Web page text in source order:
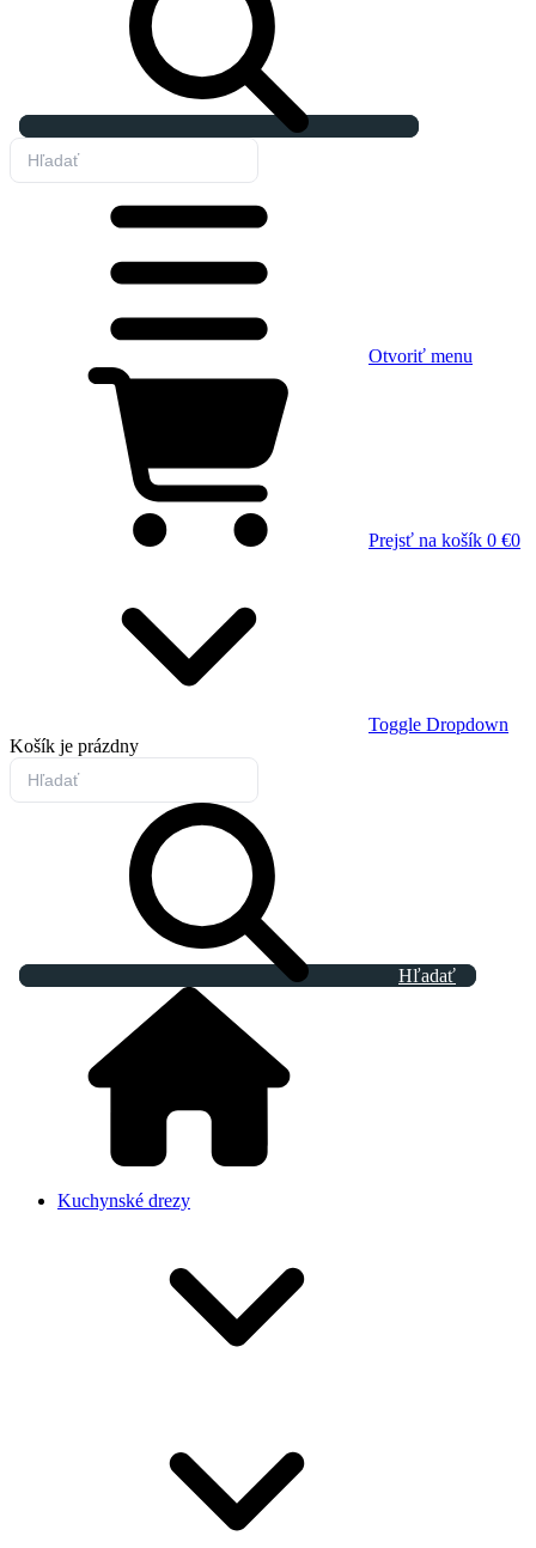
Otvoriť menu
Prejsť na košík 0 €0
Toggle Dropdown
Košík je prázdny
Hľadať
Kuchynské drezy